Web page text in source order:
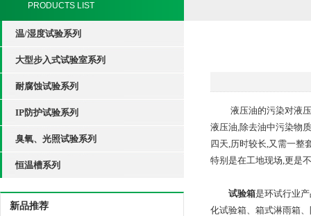
PRODUCTS LIST
温/湿度试验系列
大型步入式试验室系列
耐腐蚀试验系列
IP防护试验系列
臭氧、光照试验系列
恒温槽系列
新品推荐
液压油的污染对液压
液压油,除去油中污染物
四天,历时较长,又需一整
特别是在工地现场,更是
试验箱是环试行业
化试验箱、箱式淋雨箱